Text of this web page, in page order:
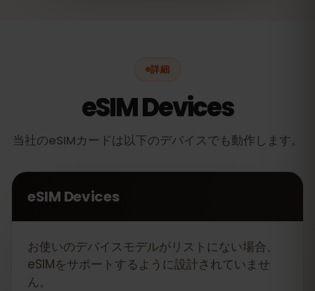
詳細
eSIM Devices
当社のeSIMカードは以下のデバイスでも動作します。
eSIM Devices
お使いのデバイスモデルがリストにない場合、
eSIMをサポートするように設計されていませ
ん。